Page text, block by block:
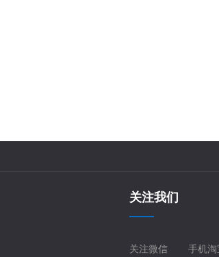
关注我们
关注微信 手机淘